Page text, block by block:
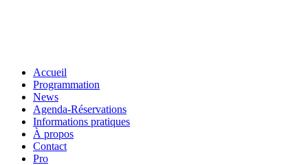
Accueil
Programmation
News
Agenda-Réservations
Informations pratiques
À propos
Contact
Pro